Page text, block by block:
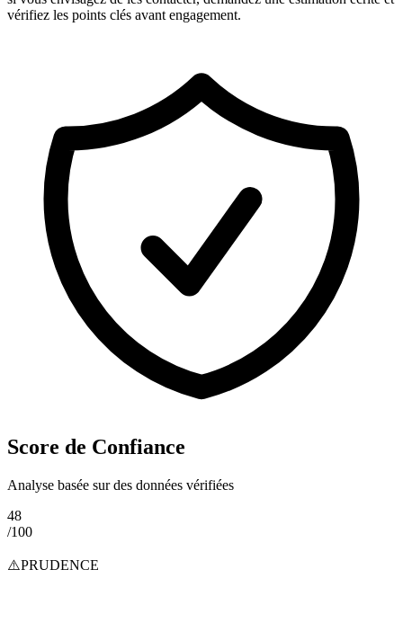
vérifiez les points clés avant engagement.
Score de Confiance
Analyse basée sur des données vérifiées
48
/100
⚠️PRUDENCE